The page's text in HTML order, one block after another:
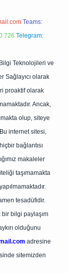
Teams:
726 Telegram:
Teknolojileri ve
Sağlayıcı olarak
proaktif olarak
Ancak,
olup, siteye
internet sitesi,
bağlantısı
makaleler
taşımamakta
tesadüfidir.
bilgi paylaşım
olduğunu
adresine
sitemizden